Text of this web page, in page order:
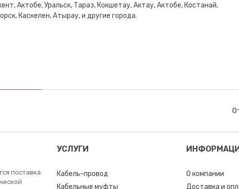
Актобе, Уральск, Тараз, Кокшетау, Актау, Актобе, Костанай,
Каскелен, Атырау, и другие города.
поставка
УСЛУГИ
Кабель-провод
Кабельные муфты
О компании
Доставка и